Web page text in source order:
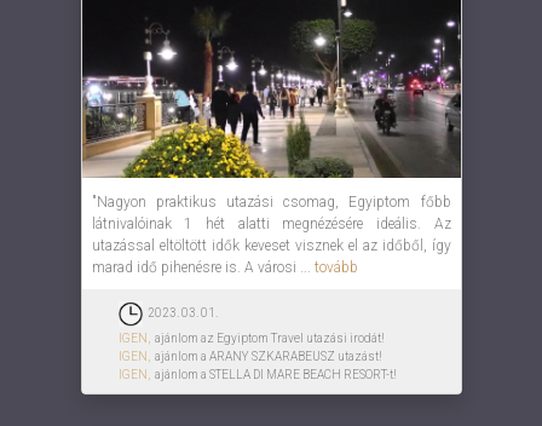
"Nagyon praktikus utazási csomag, Egyiptom főbb
látnivalóinak 1 hét alatti megnézésére ideális. Az
utazással eltöltött idők keveset visznek el az időből, így
marad idő pihenésre is. A városi ... tovább
2023. 03. 01.
IGEN,
ajánlom az Egyiptom Travel utazási irodát!
IGEN,
ajánlom a ARANY SZKARABEUSZ utazást!
IGEN,
ajánlom a STELLA DI MARE BEACH RESORT-t!